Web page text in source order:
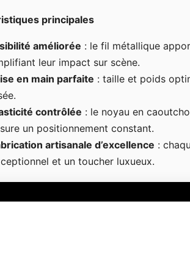
principales
améliorée : le fil métallique
leur impact sur scène.
en main parfaite : taille et poids
contrôlée : le noyau en
un positionnement constant.
artisanale d’excellence :
et un toucher luxueux.